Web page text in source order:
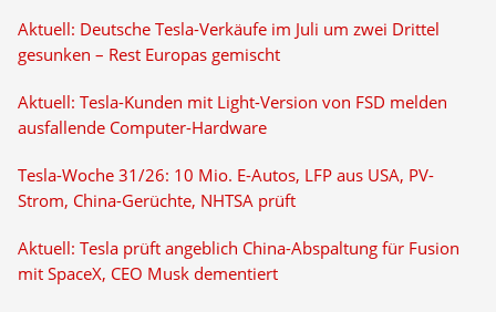
Aktuell: Deutsche Tesla-Verkäufe im Juli um zwei Drittel
gesunken – Rest Europas gemischt
Aktuell: Tesla-Kunden mit Light-Version von FSD melden
ausfallende Computer-Hardware
Tesla-Woche 31/26: 10 Mio. E-Autos, LFP aus USA, PV-
Strom, China-Gerüchte, NHTSA prüft
Aktuell: Tesla prüft angeblich China-Abspaltung für Fusion
mit SpaceX, CEO Musk dementiert